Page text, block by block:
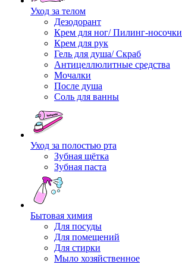
Уход за телом
Дезодорант
Крем для ног/ Пилинг-носочки
Крем для рук
Гель для душа/ Скраб
Антицеллюлитные средства
Мочалки
После душа
Соль для ванны
Уход за полостью рта
Зубная щётка
Зубная паста
Бытовая химия
Для посуды
Для помещений
Для стирки
Мыло хозяйственное